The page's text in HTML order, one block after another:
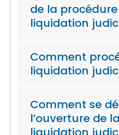
de la
liquidation
Comment
liquidation
Comment se
l’ouverture de la